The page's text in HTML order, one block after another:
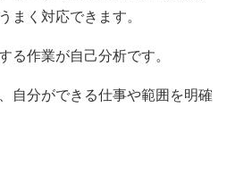
まく対応できます。
る作業が自己分析です。
自分ができる仕事や範囲を明確